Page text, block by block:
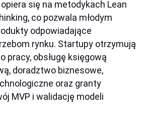
się na metodykach Lean
co pozwala młodym
odpowiadające
rynku. Startupy otrzymują
pracy, obsługę księgową
doradztwo biznesowe,
oraz granty
MVP i walidację modeli